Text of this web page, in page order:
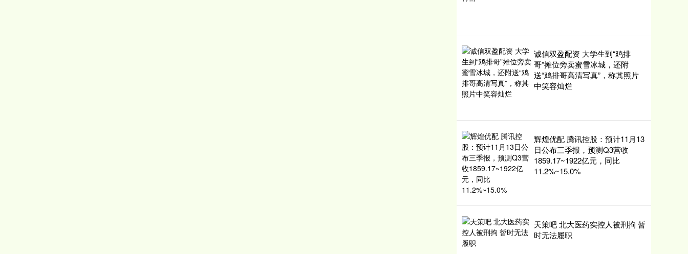
诚信双盈配资 大学生到“鸡排
哥”摊位旁卖蜜雪冰城，还附
送“鸡排哥高清写真”，称其照片
中笑容灿烂
辉煌优配 腾讯控股：预计11月13
日公布三季报，预测Q3营收
1859.17~1922亿元，同比
11.2%~15.0%
天策吧 北大医药实控人被刑拘 暂
时无法履职